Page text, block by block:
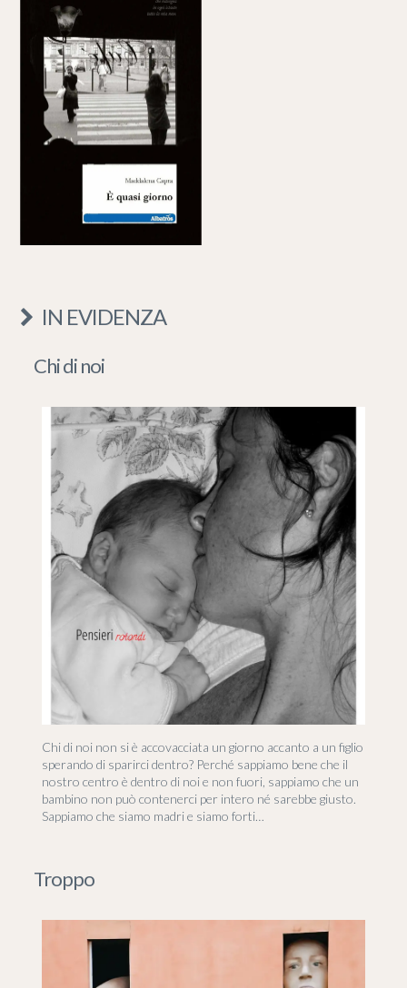
IN EVIDENZA
Chi di noi
Chi di noi non si è accovacciata un giorno accanto a un figlio
sperando di sparirci dentro? Perché sappiamo bene che il
nostro centro è dentro di noi e non fuori, sappiamo che un
bambino non può contenerci per intero né sarebbe giusto.
Sappiamo che siamo madri e siamo forti…
Troppo